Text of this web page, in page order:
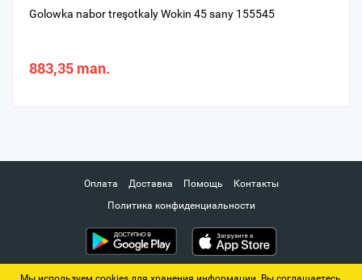
Golowka nabor treşotkaly Wokin 45 sany 155545
883,35 man.
Оплата Доставка Помощь
Контакты
Политика конфиденциальности